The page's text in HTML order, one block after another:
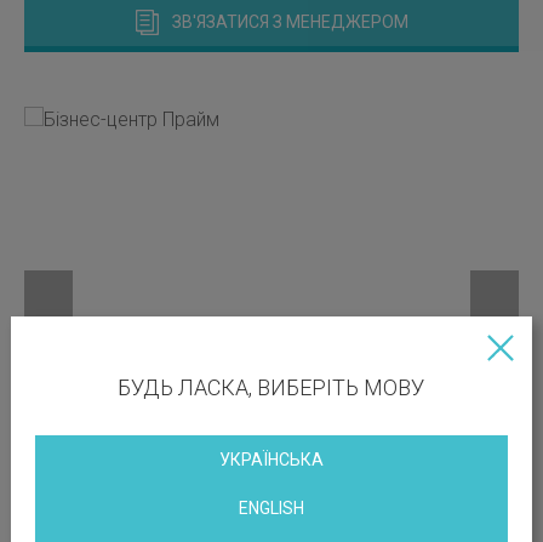
ЗВ'ЯЗАТИСЯ З МЕНЕДЖЕРОМ
БУДЬ ЛАСКА, ВИБЕРІТЬ МОВУ
УКРАЇНСЬКА
ENGLISH